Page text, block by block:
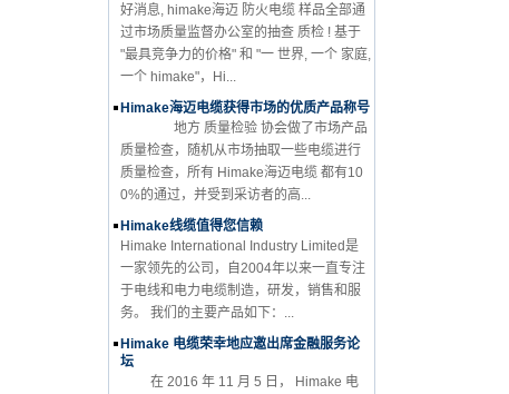
好消息, himake海迈 防火电缆 样品全部通
过市场质量监督办公室的抽查 质检 ! 基于
"最具竞争力的价格" 和 "一 世界, 一个 家庭,
一个 himake"，Hi...
Himake海迈电缆获得市场的优质产品称号
地方 质量检验 协会做了市场产品
质量检查，随机从市场抽取一些电缆进行
质量检查，所有 Himake海迈电缆 都有10
0%的通过，并受到采访者的高...
Himake线缆值得您信赖
Himake International Industry Limited是
一家领先的公司，自2004年以来一直专注
于电线和电力电缆制造，研发，销售和服
务。 我们的主要产品如下：...
Himake 电缆荣幸地应邀出席金融服务论
坛
在 2016 年 11 月 5 日， Himake 电